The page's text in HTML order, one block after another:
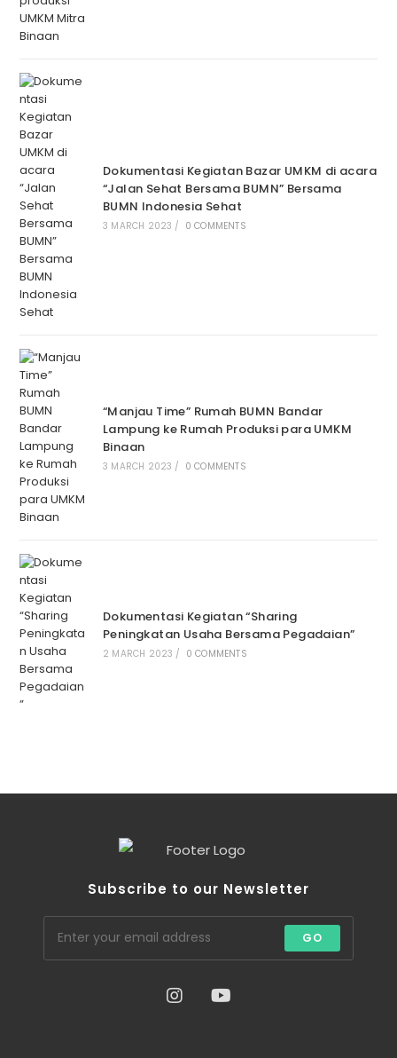
Dokumentasi Kegiatan Bazar UMKM di acara
“Jalan Sehat Bersama BUMN” Bersama
BUMN Indonesia Sehat
3 MARCH 2023 / 0 COMMENTS
“Manjau Time” Rumah BUMN Bandar
Lampung ke Rumah Produksi para UMKM
Binaan
3 MARCH 2023 / 0 COMMENTS
Dokumentasi Kegiatan “Sharing
Peningkatan Usaha Bersama Pegadaian”
2 MARCH 2023 / 0 COMMENTS
Subscribe to our Newsletter
GO